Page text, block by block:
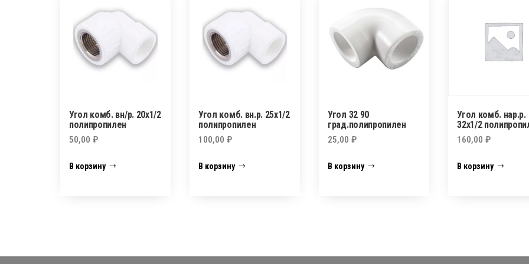
Угол комб. вн/р. 20х1/2
полипропилен
50,00 ₽
В корзину
Угол комб. вн.р. 25х1/2
полипропилен
100,00₽
В корзину
Угол 32 90
град.полипропилен
25,00₽
В корзину
Угол комб. нар.р.
32х1/2
160,00₽
В корзину